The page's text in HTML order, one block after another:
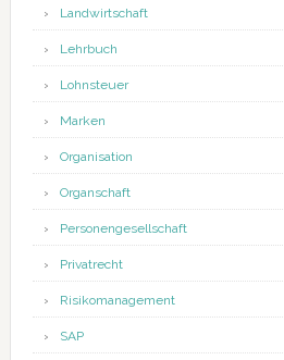
Landwirtschaft
Lehrbuch
Lohnsteuer
Marken
Organisation
Organschaft
Personengesellschaft
Privatrecht
Risikomanagement
SAP